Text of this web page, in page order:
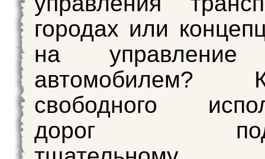
городах или
на управление
автомобилем?
свободного
дорог